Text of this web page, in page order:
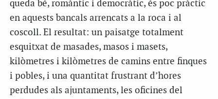
queda bé, romàntic i democràtic, és poc pràctic
en aquests bancals arrencats a la roca i al
coscoll. El resultat: un paisatge totalment
esquitxat de masades, masos i masets,
kilòmetres i kilòmetres de camins entre finques
i pobles, i una quantitat frustrant d’hores
perdudes als ajuntaments, les oficines del